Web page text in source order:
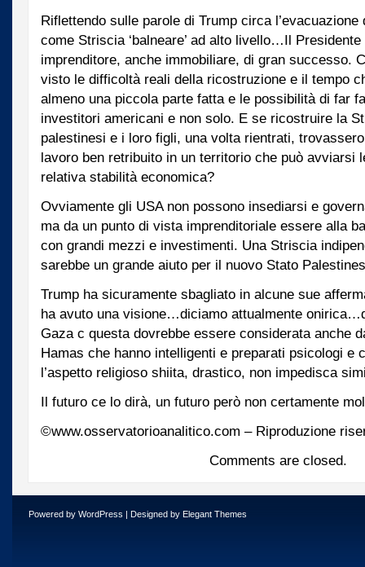
Riflettendo sulle parole di Trump circa
come Striscia ‘balneare’ ad alto livello…Il Presidente
imprenditore, anche immobiliare, di gran successo.
visto le difficoltà reali della ricostruzione e il tempo
almeno una piccola parte fatta e le possibilità di far
investitori americani e non solo. E se ricostruire la
palestinesi e i loro figli, una volta rientrati,
lavoro ben retribuito in un territorio che può avviarsi
relativa stabilità economica?
Ovviamente gli USA non possono insediarsi e
ma da un punto di vista imprenditoriale essere alla
con grandi mezzi e investimenti. Una Striscia
sarebbe un grande aiuto per il nuovo Stato
Trump ha sicuramente sbagliato in alcune sue
ha avuto una visione…diciamo attualmente
Gaza c questa dovrebbe essere considerata anche
Hamas che hanno intelligenti e preparati psicologi e
l’aspetto religioso shiita, drastico, non impedisca
Il futuro ce lo dirà, un futuro però non certamente
©www.osservatorioanalitico.com – Riproduzione
Comments are closed.
Powered by WordPress | Designed by Elegant Themes